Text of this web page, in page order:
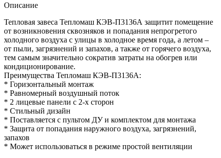
Описание
Тепловая завеса Тепломаш КЭВ-П3136A защитит помещение
от возникновения сквозняков и попадания непрогретого
холодного воздуха с улицы в холодное время года, а летом –
от пыли, загрязнений и запахов, а также от горячего воздуха,
тем самым значительно сократив затраты на обогрев или
кондиционирование.
Преимущества Тепломаш КЭВ-П3136A:
* Горизонтальный монтаж
* Равномерный воздушный поток
* 2 лицевые панели с 2-х сторон
* Стильный дизайн
* Поставляется с пультом ДУ и комплектом для монтажа
* Защита от попадания наружного воздуха, загрязнений,
запахов
* Может использоваться в режиме простой вентиляции